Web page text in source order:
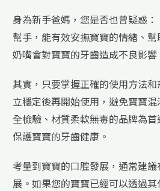
身為新手爸媽，您是否也曾疑惑
幫手，能有效安撫寶寶的情緒、
奶嘴會對寶寶的牙齒造成不良影響
其實，只要掌握正確的使用方法
立穩定後再開始使用，避免寶寶
全檢驗、材質柔軟無毒的品牌為
保護寶寶的牙齒健康。
考量到寶寶的口腔發展，通常建
展。如果您的寶寶已經可以透過